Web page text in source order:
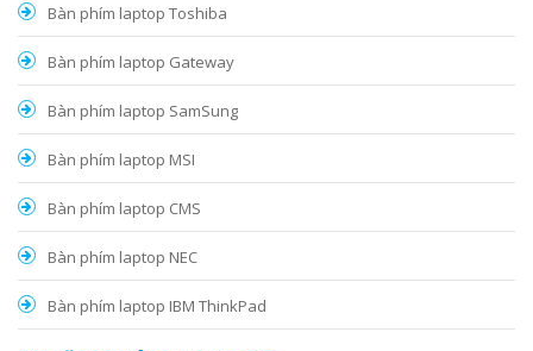
Bàn phím laptop Toshiba
Bàn phím laptop Gateway
Bàn phím laptop SamSung
Bàn phím laptop MSI
Bàn phím laptop CMS
Bàn phím laptop NEC
Bàn phím laptop IBM ThinkPad